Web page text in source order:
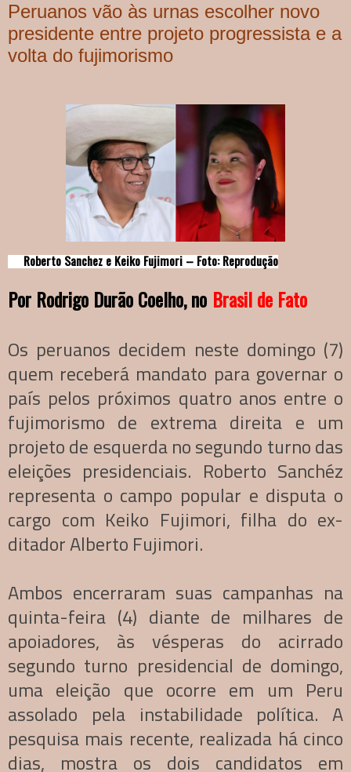
Peruanos vão às urnas escolher novo
presidente entre projeto progressista e a
volta do fujimorismo
Roberto Sanchez e Keiko Fujimori – Foto: Reprodução
Por Rodrigo Durão Coelho, no Brasil de Fato
Os peruanos decidem neste domingo (7)
quem receberá mandato para governar o
país pelos próximos quatro anos entre o
fujimorismo de extrema direita e um
projeto de esquerda no segundo turno das
eleições presidenciais. Roberto Sanchéz
representa o campo popular e disputa o
cargo com Keiko Fujimori, filha do ex-
ditador Alberto Fujimori.
Ambos encerraram suas campanhas na
quinta-feira (4) diante de milhares de
apoiadores, às vésperas do acirrado
segundo turno presidencial de domingo,
uma eleição que ocorre em um Peru
assolado pela instabilidade política. A
pesquisa mais recente, realizada há cinco
dias, mostra os dois candidatos em